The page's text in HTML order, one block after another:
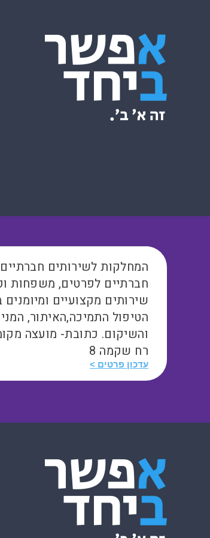
המחלקות לשירותים
חברתיים לפרטים, משפחות
שירותים מקצועיים
הטיפול התמיכה,האיתור,
רח שקמה 8
עדכון פרטים